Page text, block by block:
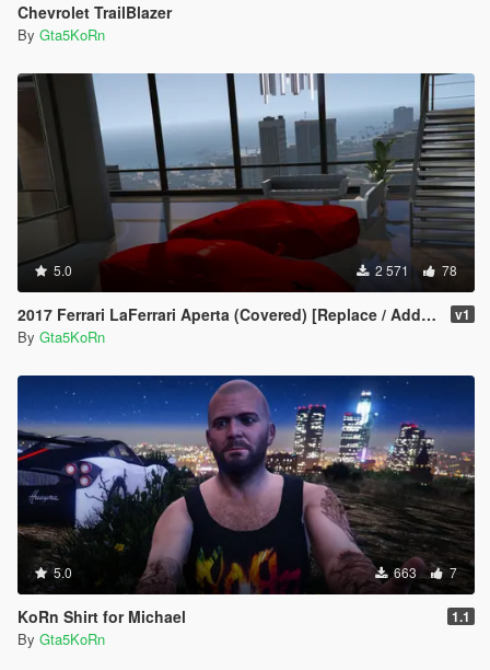
Chevrolet TrailBlazer
By Gta5KoRn
5.0 2 571 78
2017 Ferrari LaFerrari Aperta (Covered) [Replace / Add-on Prop] v1
By Gta5KoRn
5.0 663 7
KoRn Shirt for Michael 1.1
By Gta5KoRn